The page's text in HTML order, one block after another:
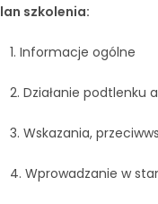
szkolenia:
1. Informacje ogólne
2. Działanie podtlenku
3. Wskazania,
4. Wprowadzanie w